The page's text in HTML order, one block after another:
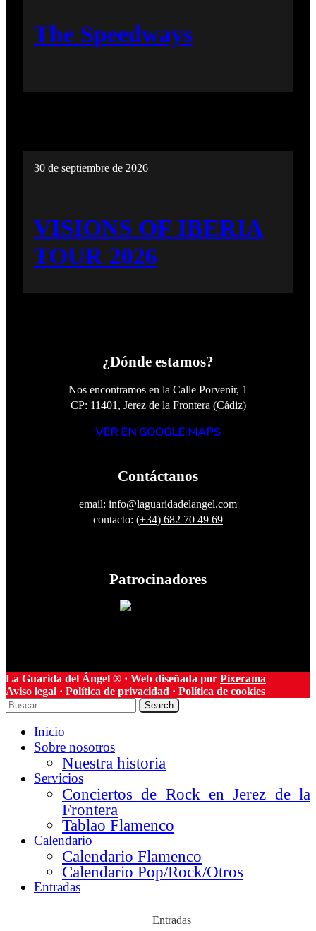
The Speedways
30 de septiembre de 2026
VISIONS OF IBERIA
TOUR 2026
¿Dónde estamos?
Nos encontramos en la Calle Porvenir, 1
CP: 11401, Jerez de la Frontera (Cádiz)
VER EN GOOGLE MAPS
Contáctanos
email: info@laguaridadelangel.com
contacto: (+34) 682 70 49 69
Patrocinadores
La Guarida del Ángel ® · Web diseñada por Pixerama
Aviso legal · Política de privacidad · Política de cookies
Search
Inicio
Sobre nosotros
Nuestra historia
Servicios
Conciertos de Rock en Jerez de la
Frontera
Tablao Flamenco
Calendario
Calendario Flamenco
Calendario Pop/Rock/Otros
Entradas
Entradas